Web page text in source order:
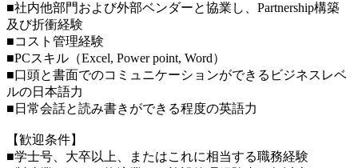
■社内他部門および外部ベンダーと協業し、Partnership構築
及び折衝経験
■コスト管理経験
■PCスキル（Excel, Power point, Word）
■⼝頭と書⾯でのコミュニケーションができるビジネスレベ
ルの⽇本語⼒
■⽇常会話と読み書きができる程度の英語⼒
【歓迎条件】
■学士号、大卒以上、またはこれに相当する職務経験